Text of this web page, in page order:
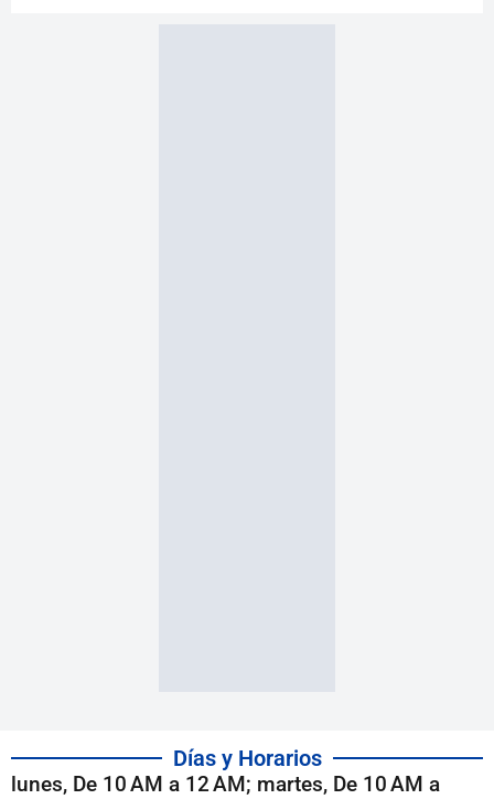
Días y Horarios
lunes, De 10 AM a 12 AM; martes, De 10 AM a